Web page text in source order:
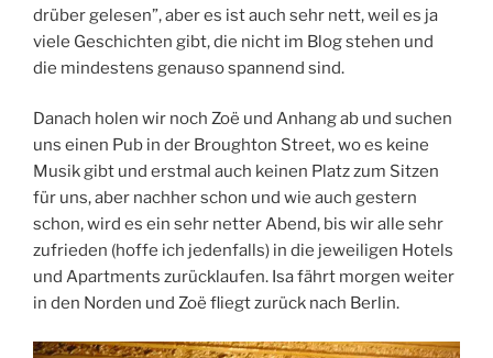
drüber gelesen”, aber es ist auch sehr nett, weil es ja
viele Geschichten gibt, die nicht im Blog stehen und
die mindestens genauso spannend sind.
Danach holen wir noch Zoë und Anhang ab und suchen
uns einen Pub in der Broughton Street, wo es keine
Musik gibt und erstmal auch keinen Platz zum Sitzen
für uns, aber nachher schon und wie auch gestern
schon, wird es ein sehr netter Abend, bis wir alle sehr
zufrieden (hoffe ich jedenfalls) in die jeweiligen Hotels
und Apartments zurücklaufen. Isa fährt morgen weiter
in den Norden und Zoë fliegt zurück nach Berlin.